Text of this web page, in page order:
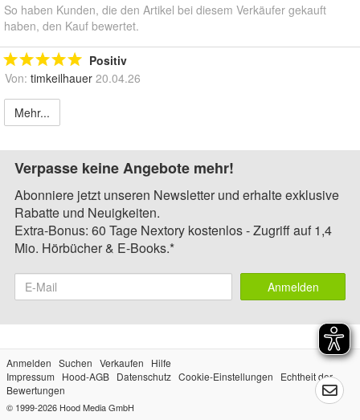
So haben Kunden, die den Artikel bei diesem Verkäufer gekauft
haben, den Kauf bewertet.
Positiv
Von: timkeilhauer 20.04.26
Mehr...
Verpasse keine Angebote mehr!
Abonniere jetzt unseren Newsletter und erhalte exklusive
Rabatte und Neuigkeiten.
Extra-Bonus: 60 Tage Nextory kostenlos - Zugriff auf 1,4
Mio. Hörbücher & E-Books.*
Anmelden
Anmelden Suchen Verkaufen
Hilfe
Impressum
Hood-AGB Datenschutz Cookie-Einstellungen
Echtheit der
Bewertungen
© 1999-2026 Hood Media GmbH